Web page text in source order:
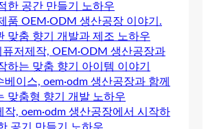
한 공간 만들기 노하우
품 OEM·ODM 생산공장 이야기.
맞춤 향기 개발과 제조 노하우
저제작, OEM·ODM 생산공장과
하는 맞춤 향기 아이템 이야기
베이스, oem·odm 생산공장과 함께
맞춤형 향기 개발 노하우
작, oem·odm 생산공장에서 시작하